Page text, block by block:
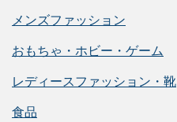
メンズファッション
おもちゃ・ホビー・ゲーム
レディースファッション・靴
食品